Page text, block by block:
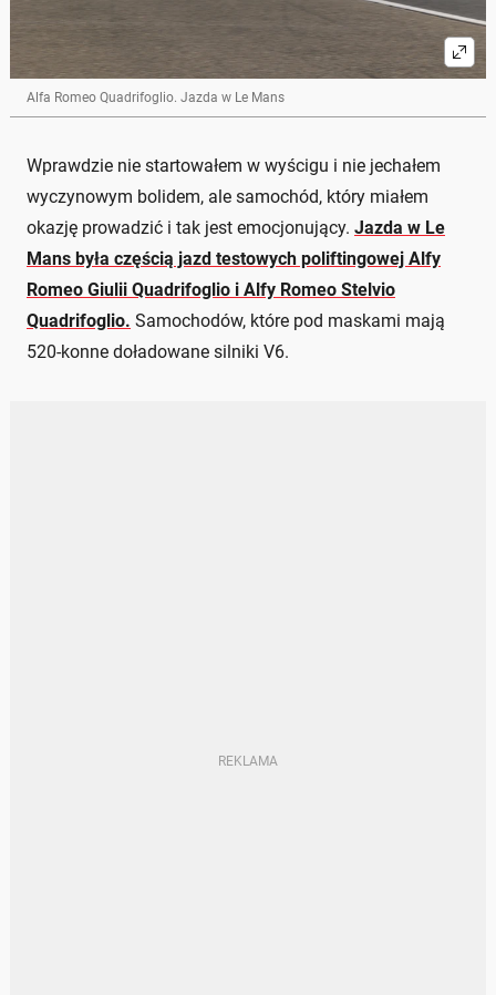
Alfa Romeo Quadrifoglio. Jazda w Le Mans
Wprawdzie nie startowałem w wyścigu i nie jechałem
wyczynowym bolidem, ale samochód, który miałem
okazję prowadzić i tak jest emocjonujący. Jazda w Le
Mans była częścią jazd testowych poliftingowej Alfy
Romeo Giulii Quadrifoglio i Alfy Romeo Stelvio
Quadrifoglio. Samochodów, które pod maskami mają
520-konne doładowane silniki V6.